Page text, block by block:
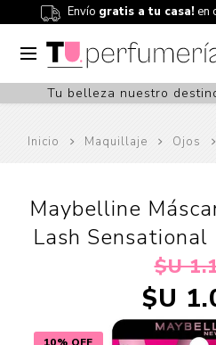
Envío gratis a tu casa! en
Tu belleza nuestro
Inicio Maquillaje Ojos
Maybelline
Lash
$U
$U